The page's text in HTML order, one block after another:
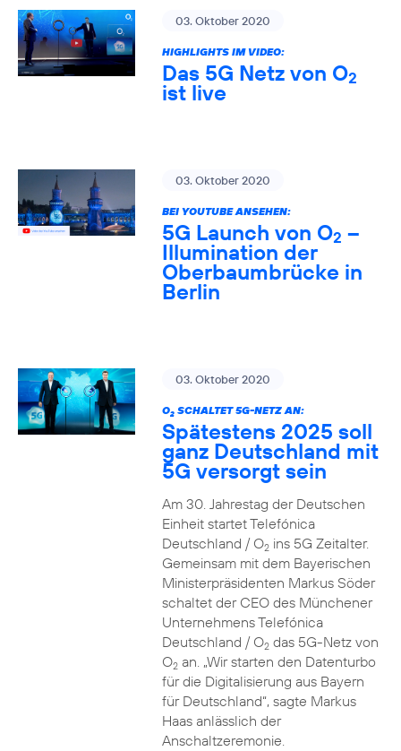
03. Oktober 2020
HIGHLIGHTS IM VIDEO:
Das 5G Netz von O2
ist live
03. Oktober 2020
BEI YOUTUBE ANSEHEN:
5G Launch von O2 –
Illumination der
Oberbaumbrücke in
Berlin
03. Oktober 2020
O2SCHALTET 5G-NETZ AN:
Spätestens 2025 soll
ganz Deutschland mit
5G versorgt sein
Am 30. Jahrestag der Deutschen
Einheit startet Telefónica
Deutschland / O2ins 5G Zeitalter.
Gemeinsam mit dem Bayerischen
Ministerpräsidenten Markus Söder
schaltet der CEO des Münchener
Unternehmens Telefónica
Deutschland / O2das 5G-Netz von
O2an. „Wir starten den Datenturbo
für die Digitalisierung aus Bayern
für Deutschland“, sagte Markus
Haas anlässlich der
Anschaltzeremonie.